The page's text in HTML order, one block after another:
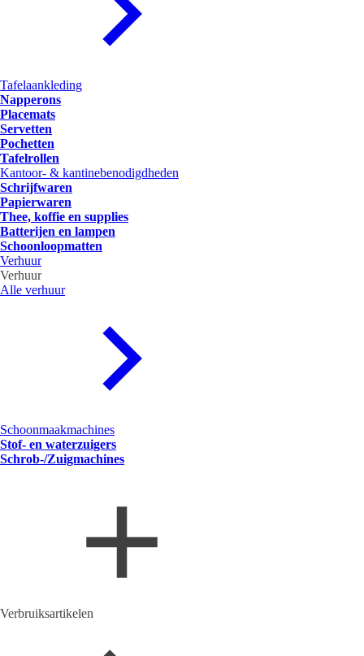
Tafelaankleding
Napperons
Placemats
Servetten
Pochetten
Tafelrollen
Kantoor- & kantinebenodigdheden
Schrijfwaren
Papierwaren
Thee, koffie en supplies
Batterijen en lampen
Schoonloopmatten
Verhuur
Verhuur
Alle verhuur
Schoonmaakmachines
Stof- en waterzuigers
Schrob-/Zuigmachines
Verbruiksartikelen